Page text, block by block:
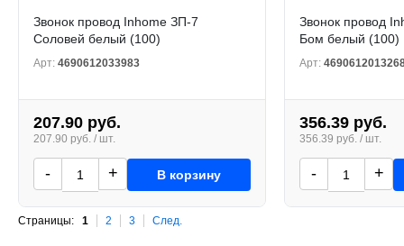
Звонок провод Inhome ЗП-7
Соловей белый (100)
Арт: 4690612033983
207.90 руб.
207.90 руб. / шт.
- + В корзину
Звонок провод
Бом белый (100)
Арт:
356.39 руб.
356.39 руб. / шт.
- +
Страницы: 1 2 3 След.